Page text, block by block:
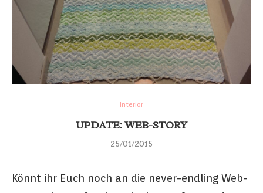
Interior
UPDATE: WEB-STORY
25/01/2015
Könnt ihr Euch noch an die never-endling Web-